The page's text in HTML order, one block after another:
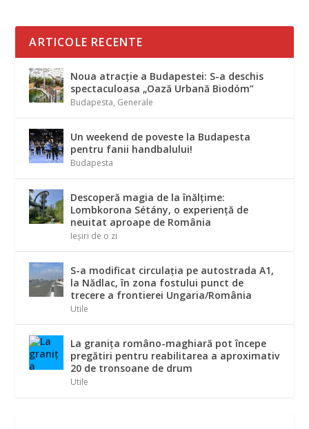
ARTICOLE RECENTE
Noua atracție a Budapestei: S-a deschis
spectaculoasa „Oază Urbană Biodóm”
Budapesta, Generale
Un weekend de poveste la Budapesta
pentru fanii handbalului!
Budapesta
Descoperă magia de la înălțime:
Lombkorona Sétány, o experiență de
neuitat aproape de România
Ieșiri de o zi
S-a modificat circulația pe autostrada A1,
la Nădlac, în zona fostului punct de
trecere a frontierei Ungaria/România
Utile
La graniţa româno-maghiară pot începe
pregătiri pentru reabilitarea a aproximativ
20 de tronsoane de drum
Utile